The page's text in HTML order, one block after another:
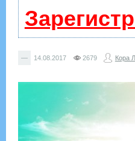
— 14.08.2017 2679 Кора